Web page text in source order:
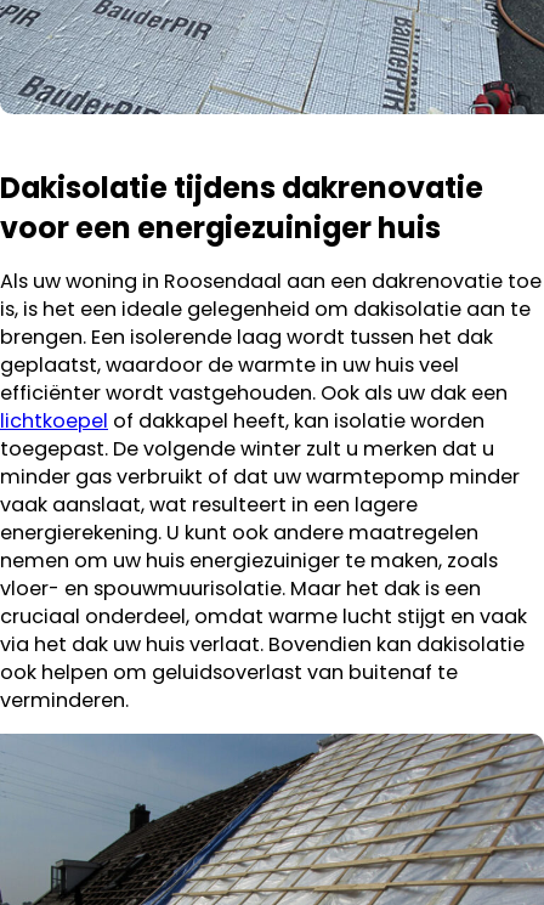
Dakisolatie tijdens dakrenovatie
voor een energiezuiniger huis
Als uw woning in Roosendaal aan een dakrenovatie toe
is, is het een ideale gelegenheid om dakisolatie aan te
brengen. Een isolerende laag wordt tussen het dak
geplaatst, waardoor de warmte in uw huis veel
efficiënter wordt vastgehouden. Ook als uw dak een
lichtkoepel of dakkapel heeft, kan isolatie worden
toegepast. De volgende winter zult u merken dat u
minder gas verbruikt of dat uw warmtepomp minder
vaak aanslaat, wat resulteert in een lagere
energierekening. U kunt ook andere maatregelen
nemen om uw huis energiezuiniger te maken, zoals
vloer- en spouwmuurisolatie. Maar het dak is een
cruciaal onderdeel, omdat warme lucht stijgt en vaak
via het dak uw huis verlaat. Bovendien kan dakisolatie
ook helpen om geluidsoverlast van buitenaf te
verminderen.